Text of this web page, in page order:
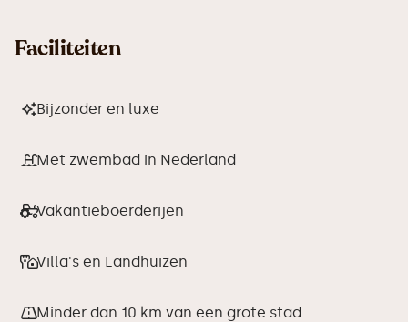
Faciliteiten
Bijzonder en luxe
Met zwembad in Nederland
Vakantieboerderijen
Villa's en Landhuizen
Minder dan 10 km van een grote stad